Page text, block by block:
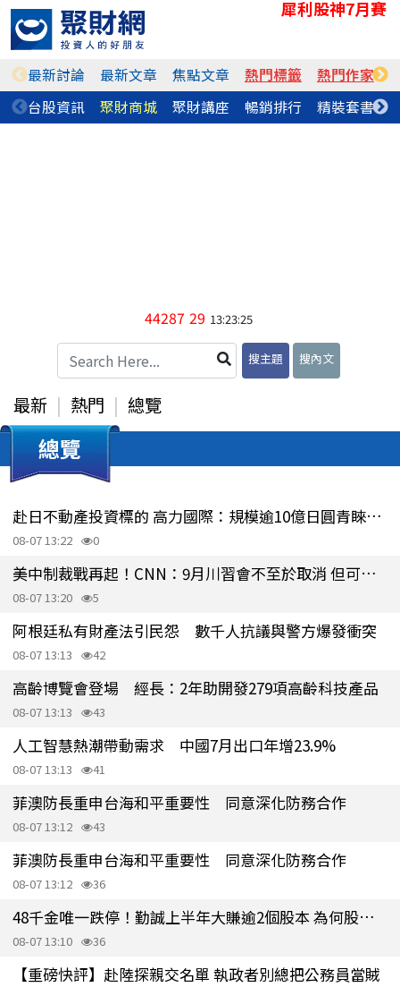
犀利股神7月賽
最新討論 最新文章 焦點文章 熱門標籤 熱門作家
台股資訊
聚財商城 聚財講座 暢銷排行 精裝套書
44287 29 13:23:25
搜主題 搜內文
最新 熱門 總覽
總覽
赴日不動產投資標的 高力國際：規模逾10億日圓青睞辦公室
08-07 13:22 0
美中制裁戰再起！CNN：9月川習會不至於取消 但可能縮小議程
08-07 13:20 5
阿根廷私有財產法引民怨 數千人抗議與警方爆發衝突
08-07 13:13 42
高齡博覽會登場 經長：2年助開發279項高齡科技產品
08-07 13:13 43
人工智慧熱潮帶動需求 中國7月出口年增23.9%
08-07 13:13 41
菲澳防長重申台海和平重要性 同意深化防務合作
08-07 13:12 43
菲澳防長重申台海和平重要性 同意深化防務合作
08-07 13:12 36
48千金唯一跌停！勤誠上半年大賺逾2個股本 為何股價亮綠燈？
08-07 13:10 36
【重磅快評】赴陸探親交名單 執政者別總把公務員當賊